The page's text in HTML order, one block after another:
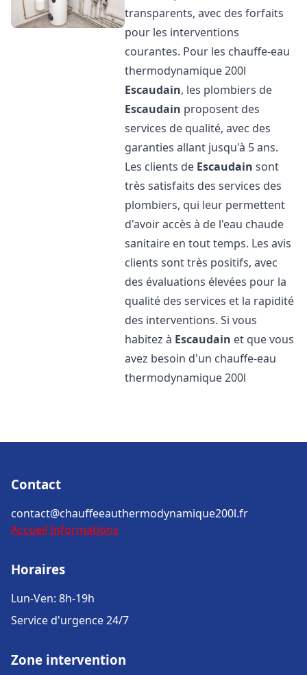
transparents, avec des forfaits
pour les interventions
courantes. Pour les chauffe-eau
thermodynamique 200l
Escaudain, les plombiers de
Escaudain proposent des
services de qualité, avec des
garanties allant jusqu'à 5 ans.
Les clients de Escaudain sont
très satisfaits des services des
plombiers, qui leur permettent
d'avoir accès à de l'eau chaude
sanitaire en tout temps. Les avis
clients sont très positifs, avec
des évaluations élevées pour la
qualité des services et la rapidité
des interventions. Si vous
habitez à Escaudain et que vous
avez besoin d'un chauffe-eau
thermodynamique 200l
Contact
contact@chauffeeauthermodynamique200l.fr
Accueil Informations
Horaires
Lun-Ven: 8h-19h
Service d'urgence 24/7
Zone intervention